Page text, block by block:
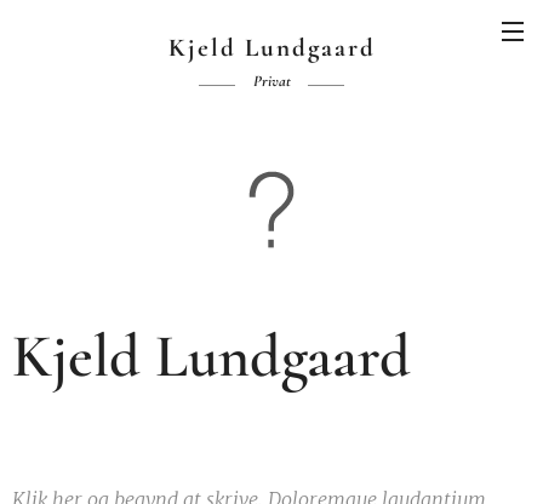
Kjeld Lundgaard
Privat
Kjeld Lundgaard